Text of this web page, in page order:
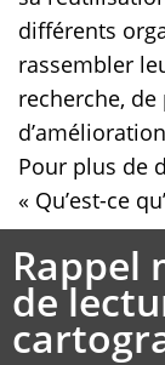
différents
rassembler
recherche, de
Pour plus de
« Qu’est-ce
Rappel
de